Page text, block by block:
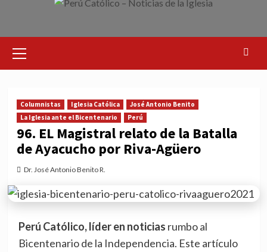
Menu
Columnistas Iglesia Católica
José Antonio Benito
La Iglesia ante el Bicentenario
Perú
96. EL Magistral relato de la Batalla
de Ayacucho por Riva-Agüero
Dr. José Antonio Benito R.
Perú Católico, líder en noticias rumbo al
Bicentenario de la Independencia. Este artículo